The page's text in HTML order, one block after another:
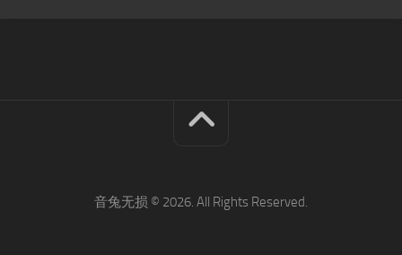
音兔无损 © 2026. All Rights Reserved.